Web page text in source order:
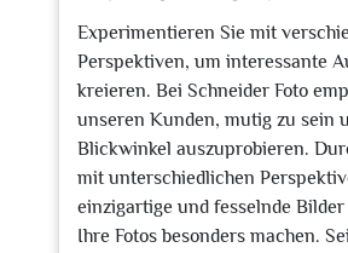
Experimentieren Sie mit
Perspektiven, um interessante
kreieren. Bei Schneider Foto
unseren Kunden, mutig zu sein
Blickwinkel auszuprobieren.
mit unterschiedlichen
einzigartige und fesselnde Bilder
Ihre Fotos besonders machen.